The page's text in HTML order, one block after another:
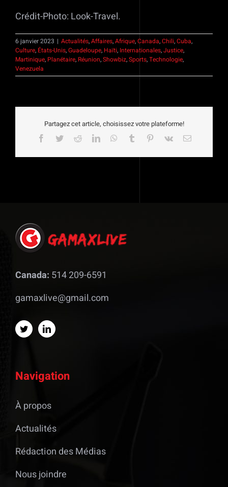
Crédit-Photo: Look-Travel.
6 janvier 2023 | Actualités,Affaires,Afrique,Canada,Chili,Cuba,
Culture, États-Unis,Guadeloupe, Haïti, Internationales,Justice,
Martinique, Planétaire, Réunion,Showbiz,Sports,Technologie,
Venezuela
Partagez cet article, choisissez votre plateforme!
Facebook
TwitterRedditLinkedInWhatsApp
Tumblr Pinterest
Vk Email
Canada: 514 209-6591
gamaxlive@gmail.com
Navigation
À propos
Actualités
Rédaction des Médias
Nous joindre